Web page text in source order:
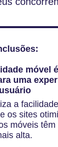
móvel é
uma
a
os sites
móveis têm
alta.